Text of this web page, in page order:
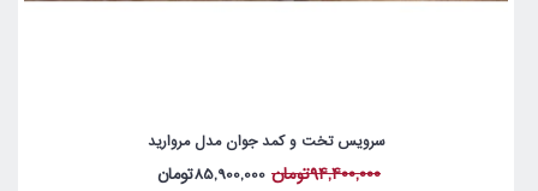
سرویس تخت و کمد جوان مدل مروارید
94,400,000تومان 85,900,000تومان